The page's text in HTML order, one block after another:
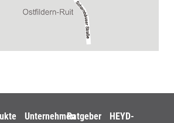
UnternehmenRatgeber
HEYD-